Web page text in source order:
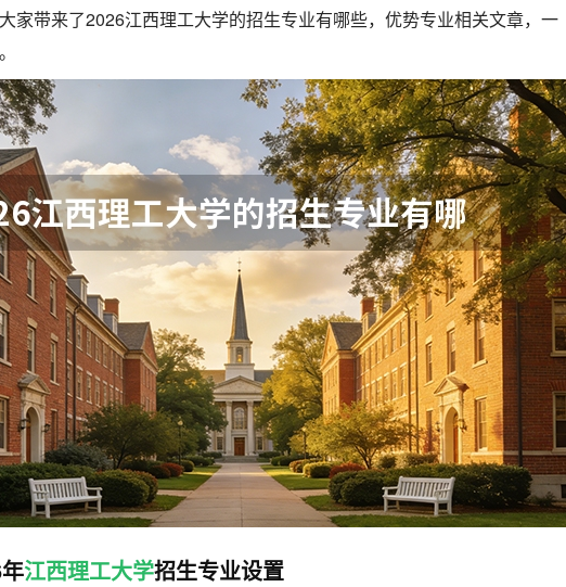
家带来了2026江西理工大学的招生专业有哪些，优势专业相关文章，一
江西理工大学招生专业设置